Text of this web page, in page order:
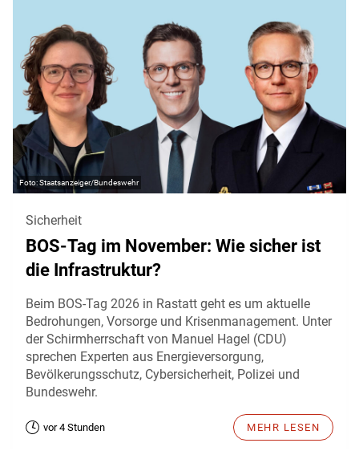
Staatsanzeiger/Bundeswehr
Sicherheit
BOS-Tag im November: Wie sicher ist
die Infrastruktur?
Beim BOS-Tag 2026 in Rastatt geht es um aktuelle
Bedrohungen, Vorsorge und Krisenmanagement. Unter
der Schirmherrschaft von Manuel Hagel (CDU)
sprechen Experten aus Energieversorgung,
Bevölkerungsschutz, Cybersicherheit, Polizei und
Bundeswehr.
vor 4 Stunden MEHR LESEN